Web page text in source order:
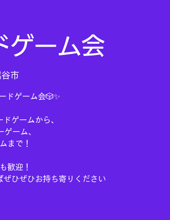
ーム会
谷市
ドゲーム会🎲✨
ゲームから、
ーム、
まで！
歓迎！
ひぜひお持ち寄りください